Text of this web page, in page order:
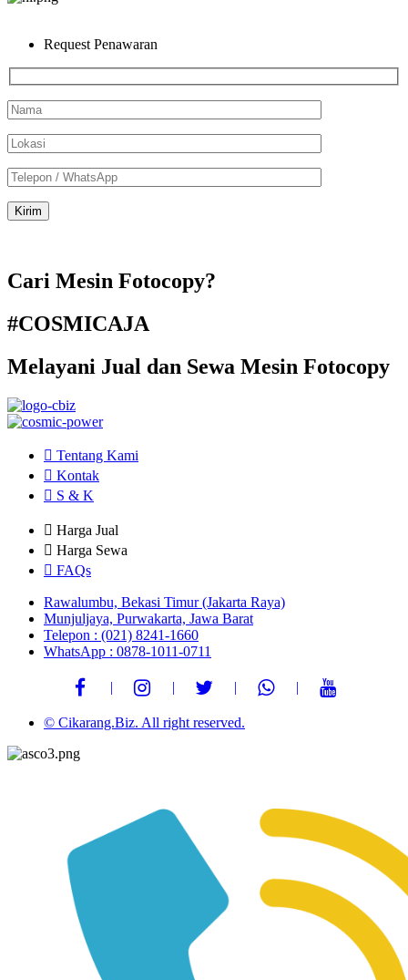
Request Penawaran
Cari Mesin Fotocopy?
#COSMICAJA
Melayani Jual dan Sewa Mesin Fotocopy
Tentang Kami
Kontak
S & K
Harga Jual
Harga Sewa
FAQs
Rawalumbu, Bekasi Timur (Jakarta Raya)
Munjuljaya, Purwakarta, Jawa Barat
Telepon : (021) 8241-1660
WhatsApp : 0878-1011-0711
© Cikarang.Biz. All right reserved.